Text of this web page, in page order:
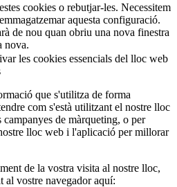
cookies o rebutjar-les. Necessitem
aquesta configuració.
de nou quan obriu una nova finestra
nova.
les cookies essencials del lloc web
que s'utilitza de forma
com s'està utilitzant el nostre lloc
de màrqueting, o per
lloc web i l'aplicació per millorar
de la vostra visita al nostre lloc,
al vostre navegador aquí: